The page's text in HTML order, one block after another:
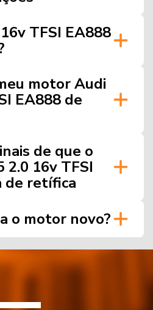
TFSI EA888
motor Audi
EA888 de
de que o
2.0 16v TFSI
de retífica
o motor novo?